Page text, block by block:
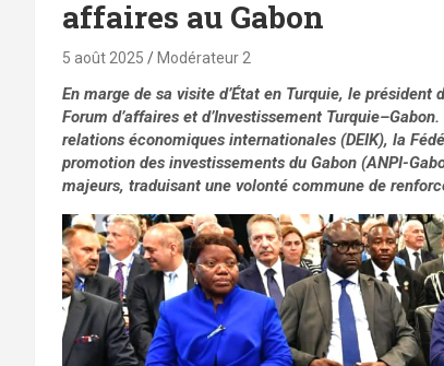
affaires au Gabon
5 août 2025 Modérateur 2
En marge de sa visite d’État en Turquie, le
Forum d’affaires et d’Investissement
relations économiques internationales (DEIK), la
promotion des investissements du Gabon (ANPI-
majeurs, traduisant une volonté commune de